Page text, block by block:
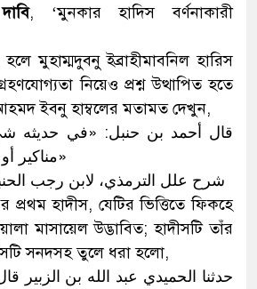
, ‘মুনকার হাদিস বর্ণনাকারী
মুহাম্মদুবনু ইব্রাহীমাবনিল হারিস
নিয়েও প্রশ্ন উত্থাপিত হতে
ইবনু হাম্বলের মতামত দেখুন,
قال أحمد بن حنبل: «في حديثه
مناكير أو منكرة، والله أعلم»
شرح علل الترمذي، لابن رجب الحنبلي، جـ
হাদীস, যেটির ভিত্তিতে ফিকহে
মাসায়েল উদ্ভাবিত; হাদীসটি তাঁর
সনদসহ তুলে ধরা হলো,
حدثنا الحميدي عبد الله بن الزبير